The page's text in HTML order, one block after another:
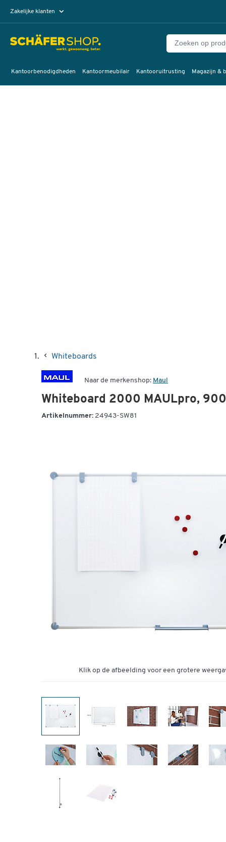
Zakelijke klanten
Kantoorbenodigdheden Kantoormeubilair Kantooruitrusting Magazijn &
Whiteboards
Naar de merkenshop: Maul
Whiteboard 2000 MAULpro,
Artikelnummer: 24943-SW81
Klik op de afbeelding voor een grotere